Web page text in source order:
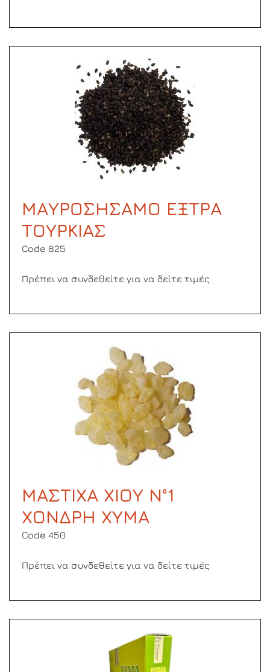
ΜΑΥΡΟΣΗΣΑΜΟ ΕΞΤΡΑ
ΤΟΥΡΚΙΑΣ
Code 825
Πρέπει να συνδεθείτε για να δείτε τιμές
ΜΑΣΤΙΧΑ ΧΙΟΥ Ν°1
ΧΟΝΔΡΗ ΧΥΜΑ
Code 450
Πρέπει να συνδεθείτε για να δείτε τιμές